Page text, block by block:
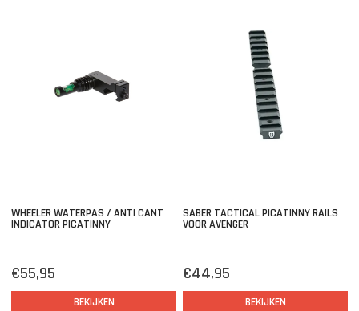
WHEELER WATERPAS / ANTI CANT
INDICATOR PICATINNY
€55,95
BEKIJKEN
SABER TACTICAL PICATINNY RAILS
VOOR AVENGER
€44,95
BEKIJKEN